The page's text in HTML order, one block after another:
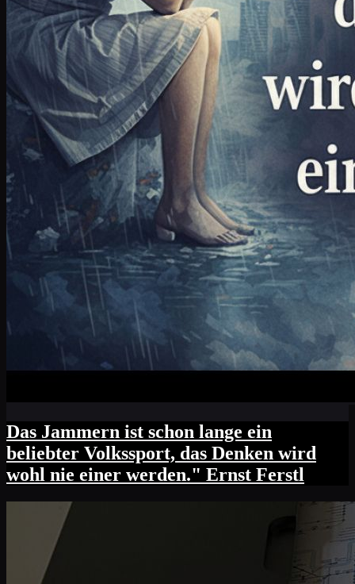
Das Jammern ist schon lange ein
beliebter Volkssport, das Denken wird
wohl nie einer werden." Ernst Ferstl